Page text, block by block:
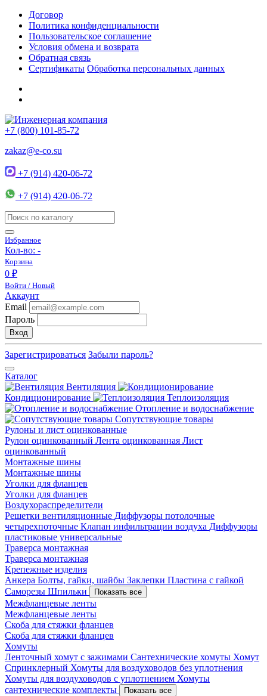
Договор
Политика конфиденциальности
Пользовательское соглашение
Условия обмена и возврата
Обратная связь
Сертификаты Обработка персональных данных
+7 (800) 101-85-72
zakaz@e-co.su
+7 (914) 420-06-72
+7 (914) 420-06-72
Избранное
Кол-во: -
Корзина
0 ₽
Войти / Новый
Аккаунт
Email
Пароль
Вход
Зарегистрироваться Забыли пароль?
Каталог
Вентиляция
Кондиционирование
Теплоизоляция
Отопление и водоснабжение
Сопутствующие товары
Рулоны и лист оцинкованные
Рулон оцинкованный Лента оцинкованная Лист
оцинкованный
Монтажные шины
Монтажные шины
Уголки для фланцев
Уголки для фланцев
Воздухораспределители
Решетки вентиляционные Диффузоры потолочные
четырехпоточные Клапан инфильтрации воздуха Диффузоры
пластиковые универсальные
Траверса монтажная
Траверса монтажная
Крепежные изделия
Анкера Болты, гайки, шайбы Заклепки Пластина с гайкой
Саморезы Шпильки Показать все
Межфланцевые ленты
Межфланцевые ленты
Скоба для стяжки фланцев
Скоба для стяжки фланцев
Хомуты
Ленточный хомут с зажимами Сантехнические хомуты Хомут
Спринклерный Хомуты для воздуховодов без уплотнения
Хомуты для воздуховодов с уплотнением Хомуты
сантехнические комплекты
Показать все